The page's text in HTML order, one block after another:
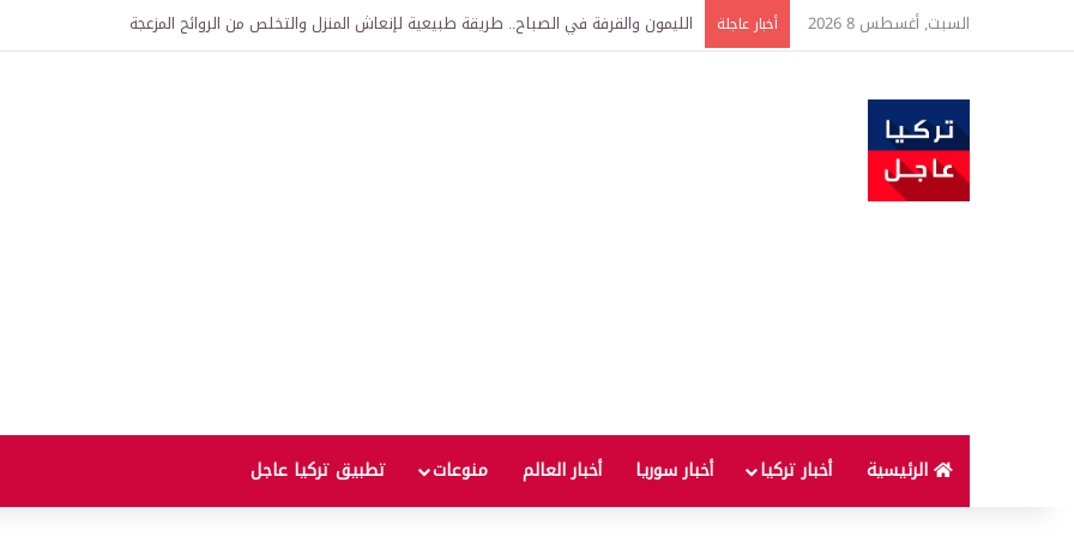
السبت, أغسطس 8 2026 أخبار عاجلة تفاصيل جديدة بعد توقيع اتفاقية الدفاع بين تركيا والسعودية وباكستان.. ما الهدف من التحالف الثلاثي؟
الرئيسية أخبار تركيا أخبار سوريا أخبار العالم منوعات تطبيق تركيا عاجل